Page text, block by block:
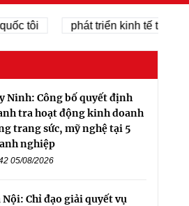
phát triển kinh tế tư nhân
Ninh: Công bố quyết định
tra hoạt động kinh doanh
trang sức, mỹ nghệ tại 5
nghiệp
05/08/2026
Nội: Chỉ đạo giải quyết vụ